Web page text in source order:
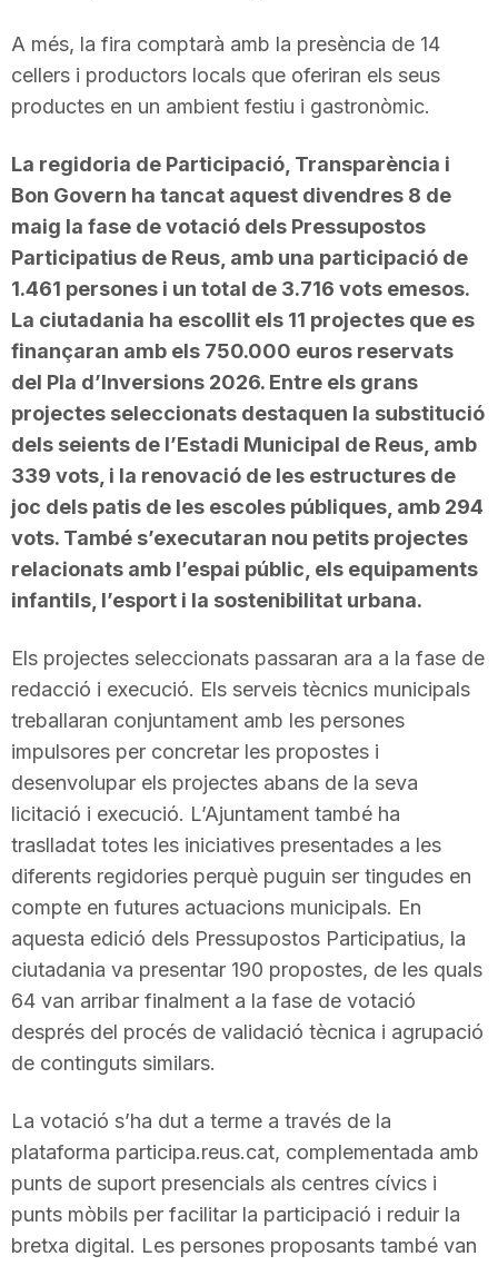
A més, la fira comptarà amb la presència de 14
cellers i productors locals que oferiran els seus
productes en un ambient festiu i gastronòmic.
La regidoria de Participació, Transparència i
Bon Govern ha tancat aquest divendres 8 de
maig la fase de votació dels Pressupostos
Participatius de Reus, amb una participació de
1.461 persones i un total de 3.716 vots emesos.
La ciutadania ha escollit els 11 projectes que es
finançaran amb els 750.000 euros reservats
del Pla d’Inversions 2026. Entre els grans
projectes seleccionats destaquen la substitució
dels seients de l’Estadi Municipal de Reus, amb
339 vots, i la renovació de les estructures de
joc dels patis de les escoles públiques, amb 294
vots. També s’executaran nou petits projectes
relacionats amb l’espai públic, els equipaments
infantils, l’esport i la sostenibilitat urbana.
Els projectes seleccionats passaran ara a la fase de
redacció i execució. Els serveis tècnics municipals
treballaran conjuntament amb les persones
impulsores per concretar les propostes i
desenvolupar els projectes abans de la seva
licitació i execució. L’Ajuntament també ha
traslladat totes les iniciatives presentades a les
diferents regidories perquè puguin ser tingudes en
compte en futures actuacions municipals. En
aquesta edició dels Pressupostos Participatius, la
ciutadania va presentar 190 propostes, de les quals
64 van arribar finalment a la fase de votació
després del procés de validació tècnica i agrupació
de continguts similars.
La votació s’ha dut a terme a través de la
plataforma participa.reus.cat, complementada amb
punts de suport presencials als centres cívics i
punts mòbils per facilitar la participació i reduir la
bretxa digital. Les persones proposants també van